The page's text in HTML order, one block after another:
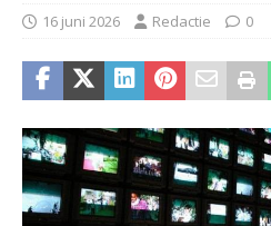
16 juni 2026 Redactie 0